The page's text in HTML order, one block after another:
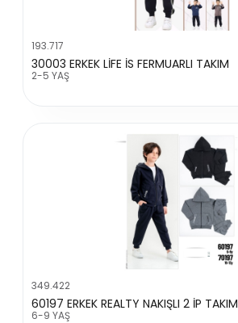
193.717
30003 ERKEK LİFE İS FERMUARLI TAKIM
2-5 YAŞ
349.422
60197 ERKEK REALTY NAKIŞLI 2 İP TAKIM
6-9 YAŞ